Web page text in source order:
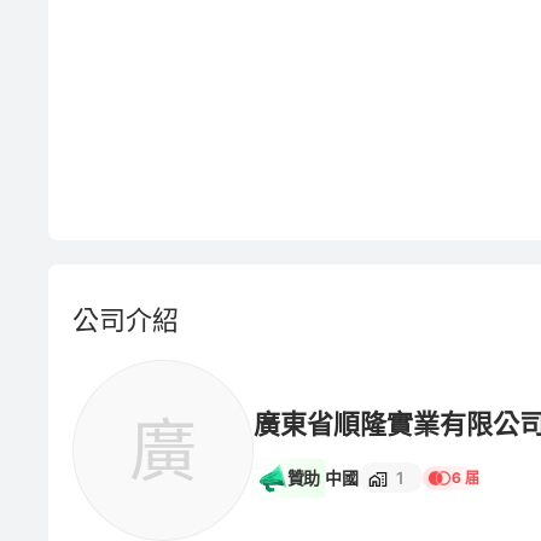
公司介紹
廣 廣東省順隆實業有限公
贊助 中國 1 6 届